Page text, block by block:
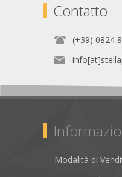
Contatto
(+39) 0824
Modalità di